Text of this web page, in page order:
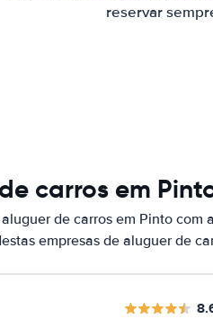
reservar
carros em
de carros em Pinto com
empresas de aluguer de